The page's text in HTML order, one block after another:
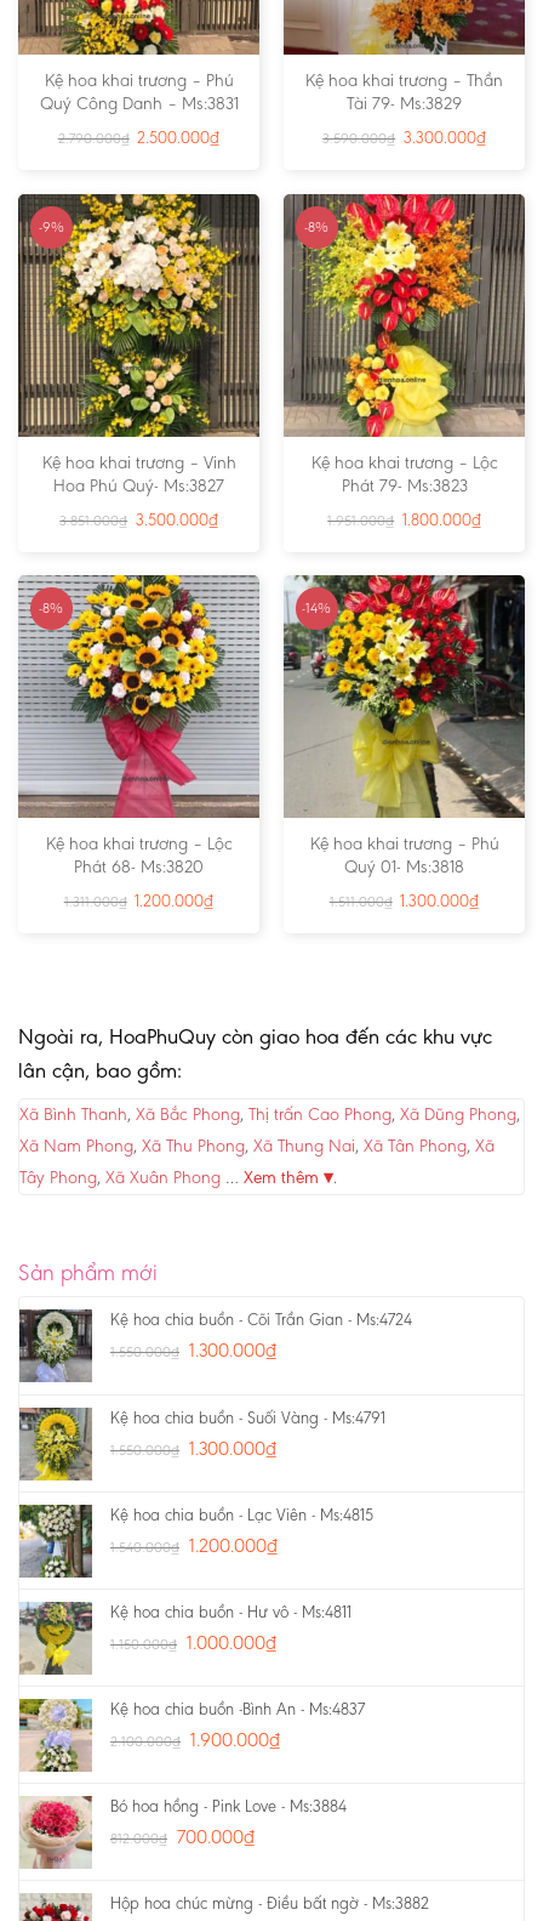
Kệ hoa khai trương – Phú
Quý Công Danh – Ms:3831
2.790.000₫ 2.500.000₫
Kệ hoa khai trương – Thần
Tài 79- Ms:3829
3.590.000₫ 3.300.000₫
-9%
Kệ hoa khai trương – Vinh
Hoa Phú Quý- Ms:3827
3.851.000₫ 3.500.000₫
-8%
Kệ hoa khai trương – Lộc
Phát 79- Ms:3823
1.951.000₫ 1.800.000₫
-8%
Kệ hoa khai trương – Lộc
Phát 68- Ms:3820
1.311.000₫ 1.200.000₫
-14%
Kệ hoa khai trương – Phú
Quý 01- Ms:3818
1.511.000₫ 1.300.000₫
Ngoài ra, HoaPhuQuy còn giao hoa đến các khu vực
lân cận, bao gồm:
Xã Bình Thanh, Xã Bắc Phong, Thị trấn Cao Phong, Xã Dũng Phong,
Xã Nam Phong, Xã Thu Phong, Xã Thung Nai, Xã Tân Phong, Xã
Tây Phong, Xã Xuân Phong … Xem thêm ▾.
Sản phẩm mới
Kệ hoa chia buồn - Cõi Trần Gian - Ms:4724
1.550.000₫ 1.300.000₫
Kệ hoa chia buồn - Suối Vàng - Ms:4791
1.550.000₫ 1.300.000₫
Kệ hoa chia buồn - Lạc Viên - Ms:4815
1.540.000₫ 1.200.000₫
Kệ hoa chia buồn - Hư vô - Ms:4811
1.150.000₫ 1.000.000₫
Kệ hoa chia buồn -Bình An - Ms:4837
2.100.000₫ 1.900.000₫
Bó hoa hồng - Pink Love - Ms:3884
812.000₫ 700.000₫
Hộp hoa chúc mừng - Điều bất ngờ - Ms:3882